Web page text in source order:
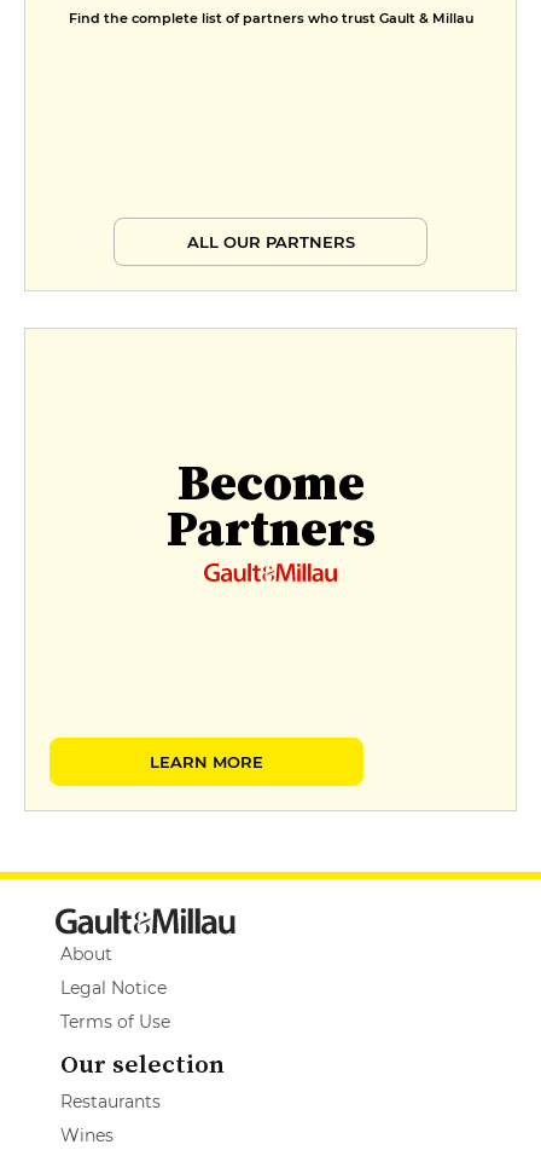
Find the complete list of partners who trust Gault & Millau
ALL OUR PARTNERS
Become
Partners
LEARN MORE
About
Legal Notice
Terms of Use
Our selection
Restaurants
Wines